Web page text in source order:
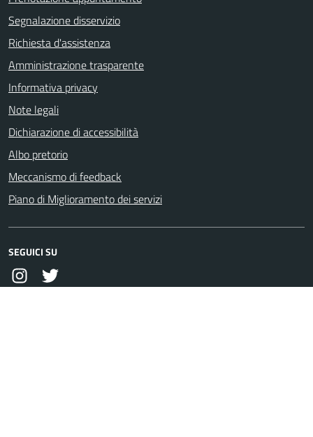
Segnalazione disservizio
Richiesta d'assistenza
Amministrazione trasparente
Informativa privacy
Note legali
Dichiarazione di accessibilità
Albo pretorio
Meccanismo di feedback
Piano di Miglioramento dei servizi
SEGUICI SU
InstagramTwitter